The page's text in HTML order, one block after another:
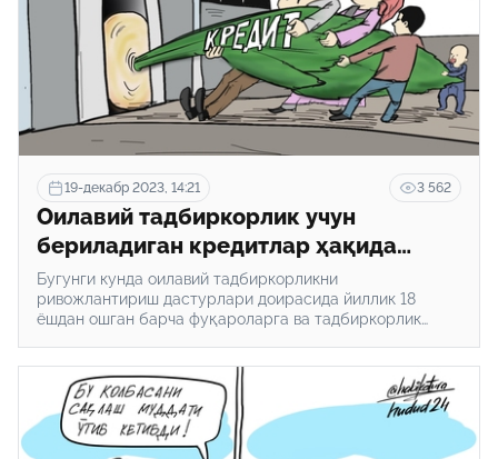
19-декабр 2023, 14:21 3 562
Оилавий тадбиркорлик учун
бериладиган кредитлар ҳақида
нималарни билиш муҳим? 5 та
маълумот
Бугунги кунда оилавий тадбиркорликни
ривожлантириш дастурлари доирасида йиллик 18
ёшдан ошган барча фуқароларга ва тадбиркорлик
қанча муддатга берилади ва уни қандай олиш мумкин?
Ҳоким ёрдамчисининг фотоҳисоботи нима? Кимларнинг
аризаси рад этилади? Hudud24.uz бугун шулар ҳақида
батафсил маълумот беради.